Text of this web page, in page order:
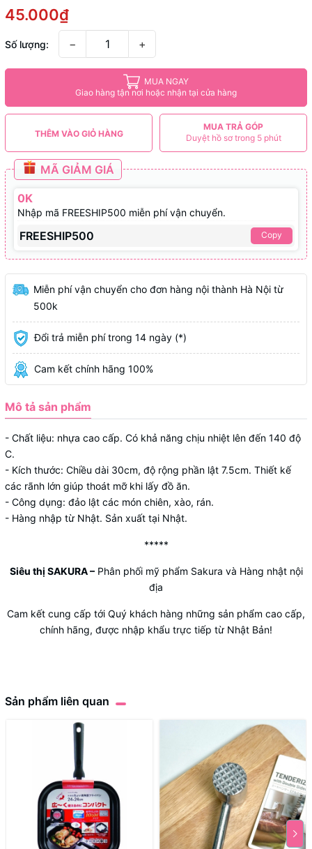
45.000₫
Số lượng: − +
MUA NGAY
Giao hàng tận nơi hoặc nhận tại cửa hàng
THÊM VÀO GIỎ HÀNG
MUA TRẢ GÓP
Duyệt hồ sơ trong 5 phút
MÃ GIẢM GIÁ
0K
Nhập mã FREESHIP500 miễn phí vận chuyển.
FREESHIP500 Copy
Miễn phí vận chuyển cho đơn hàng nội thành Hà Nội từ
500k
Đổi trả miễn phí trong 14 ngày (*)
Cam kết chính hãng 100%
Mô tả sản phẩm
- Chất liệu: nhựa cao cấp. Có khả năng chịu nhiệt lên đến 140 độ
C.
- Kích thước: Chiều dài 30cm, độ rộng phần lật 7.5cm. Thiết kế
các rãnh lớn giúp thoát mỡ khi lấy đồ ăn.
- Công dụng: đảo lật các món chiên, xào, rán.
- Hàng nhập từ Nhật. Sản xuất tại Nhật.
*****
Siêu thị SAKURA –Phân phối mỹ phẩm Sakura và Hàng nhật nội
địa
Cam kết cung cấp tới Quý khách hàng những sản phẩm cao cấp,
chính hãng, được nhập khẩu trực tiếp từ Nhật Bản!
Sản phẩm liên quan